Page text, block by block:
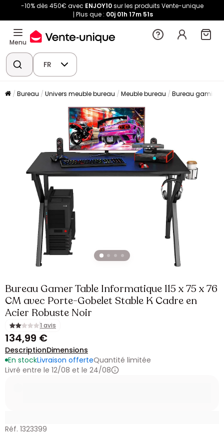
-10% dès 450€ avec ENJOY10sur les produits Vente-unique
Plus que : 00j 01h 17m 51s
Menu
FR
Bureau Univers meuble bureau Meuble bureau Bureau gaming
Bureau Gamer Table Informatique 115 x 75 x 76
CM avec Porte-Gobelet Stable K Cadre en
Acier Robuste Noir
1 avis
134,99 €
DescriptionDimensions
En stockLivraison offerteQuantité limitée
Livré entre le 12/08 et le 24/08
Réf. 1323399